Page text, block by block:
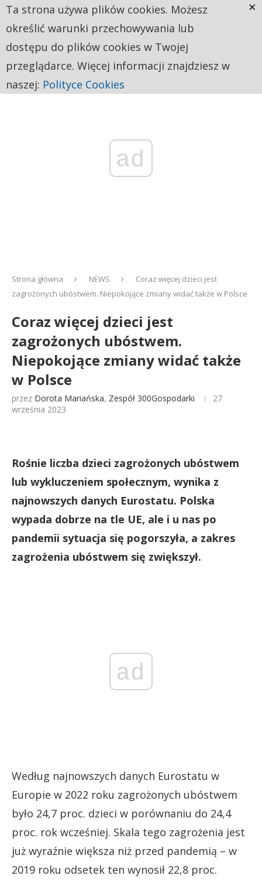
ad
Strona główna NEWS
Coraz więcej dzieci jest
zagrożonych ubóstwem. Niepokojące zmiany widać także w Polsce
Coraz więcej dzieci jest
zagrożonych ubóstwem.
Niepokojące zmiany widać także
w Polsce
przez Dorota Mariańska, Zespół 300Gospodarki
27
września 2023
Rośnie liczba dzieci zagrożonych ubóstwem
lub wykluczeniem społecznym, wynika z
najnowszych danych Eurostatu. Polska
wypada dobrze na tle UE, ale i u nas po
pandemii sytuacja się pogorszyła, a zakres
zagrożenia ubóstwem się zwiększył.
ad
Według najnowszych danych Eurostatu w
Europie w 2022 roku zagrożonych ubóstwem
było 24,7 proc. dzieci w porównaniu do 24,4
proc. rok wcześniej. Skala tego zagrożenia jest
już wyraźnie większa niż przed pandemią – w
2019 roku odsetek ten wynosił 22,8 proc.
Ta strona używa plików cookies. Możesz
określić warunki przechowywania lub
dostępu do plików cookies w Twojej
przeglądarce. Więcej informacji znajdziesz w
naszej: Polityce Cookies
×